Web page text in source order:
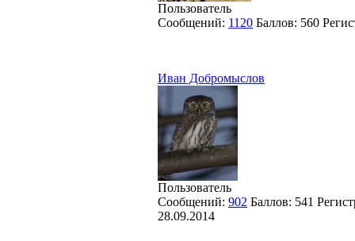
Пользователь
Сообщений: 1120 Баллов: 560
Иван Добромыслов
Пользователь
Сообщений: 902 Баллов: 541
28.09.2014